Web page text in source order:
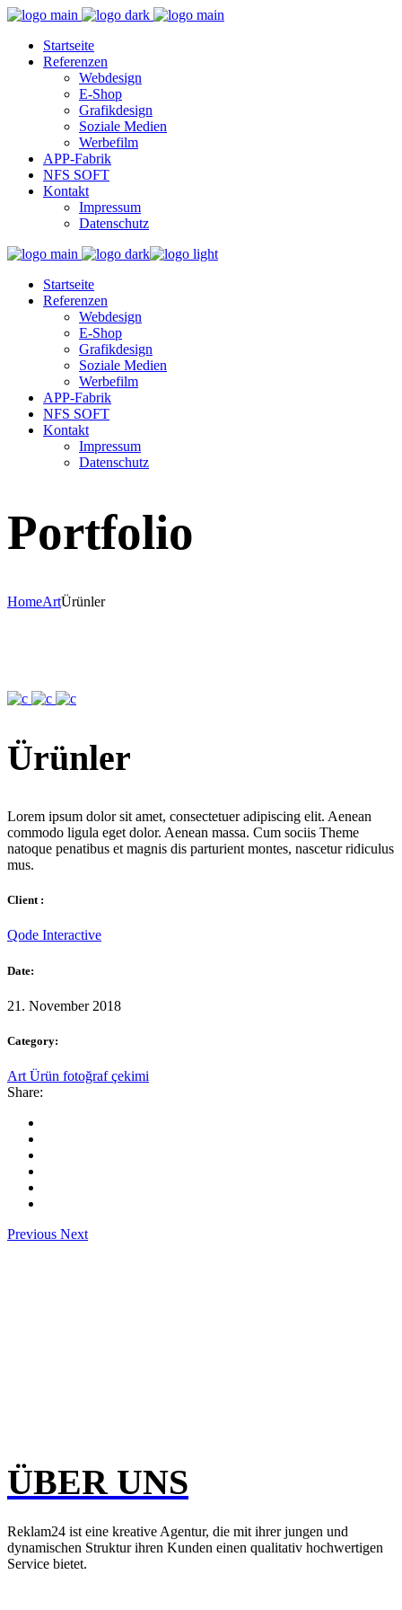
Startseite
Referenzen
Webdesign
E-Shop
Grafikdesign
Soziale Medien
Werbefilm
APP-Fabrik
NFS SOFT
Kontakt
Impressum
Datenschutz
Startseite
Referenzen
Webdesign
E-Shop
Grafikdesign
Soziale Medien
Werbefilm
APP-Fabrik
NFS SOFT
Kontakt
Impressum
Datenschutz
Portfolio
HomeArtÜrünler
Ürünler
Lorem ipsum dolor sit amet, consectetuer adipiscing elit. Aenean
commodo ligula eget dolor. Aenean massa. Cum sociis Theme
natoque penatibus et magnis dis parturient montes, nascetur ridiculus
mus.
Client :
Qode Interactive
Date:
21. November 2018
Category:
Art Ürün fotoğraf çekimi
Share:
Previous Next
ÜBER UNS
Reklam24 ist eine kreative Agentur, die mit ihrer jungen und
dynamischen Struktur ihren Kunden einen qualitativ hochwertigen
Service bietet.